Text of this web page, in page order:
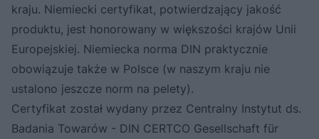
kraju. Niemiecki certyfikat, potwierdzający jakość
produktu, jest honorowany w większości krajów Unii
Europejskiej. Niemiecka norma DIN praktycznie
obowiązuje także w Polsce (w naszym kraju nie
ustalono jeszcze norm na pelety).
Certyfikat został wydany przez Centralny Instytut ds.
Badania Towarów - DIN CERTCO Gesellschaft für